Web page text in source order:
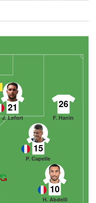
26
F. Hanin
21
J. Lefort
15
P. Capelle
10
H. Abdelli